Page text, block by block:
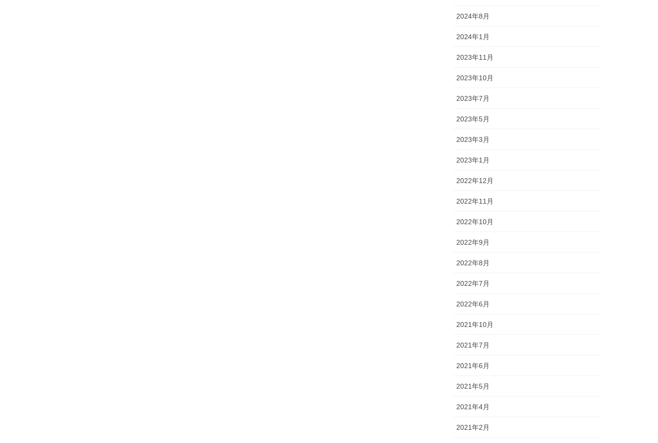
2024年8月
2024年1月
2023年11月
2023年10月
2023年7月
2023年5月
2023年3月
2023年1月
2022年12月
2022年11月
2022年10月
2022年9月
2022年8月
2022年7月
2022年6月
2021年10月
2021年7月
2021年6月
2021年5月
2021年4月
2021年2月